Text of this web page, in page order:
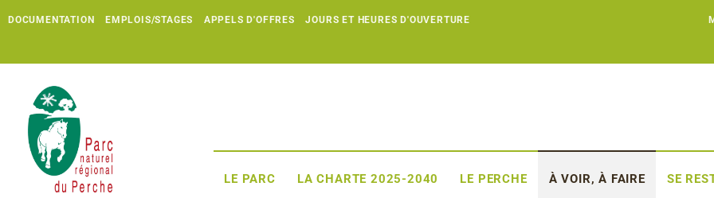
DOCUMENTATION EMPLOIS/STAGES APPELS D'OFFRES JOURS ET HEURES D'OUVERTURE
LE PARC LA CHARTE 2025-2040 LE PERCHE À VOIR, À FAIRE SE